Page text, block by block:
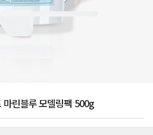
마린블루 모델링팩 500g